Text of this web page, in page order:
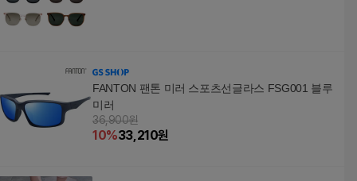
FANTON 팬톤 미러 스포츠선글라스 FSG001 블루
미러
36,900원
10%33,210원